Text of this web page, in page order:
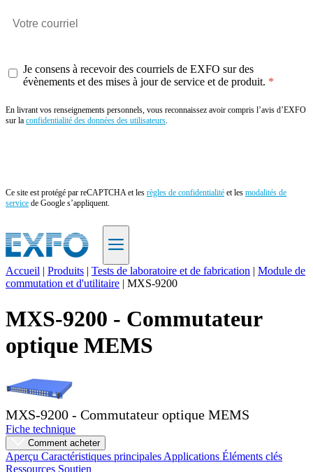
Je consens à recevoir des courriels de EXFO sur des
évènements et des mises à jour de service et de produit.
En livrant vos renseignements personnels, vous reconnaissez avoir compris l’avis d’EXFO
sur la confidentialité des données des utilisateurs.
Ce site est protégé par reCAPTCHA et les règles de confidentialité et les modalités de
service de Google s’appliquent.
FR
Produits
Solutions
Soutien
Services
Acheter
Ressources
Contactez-
nous
S'enregistrer
Se
connecter
Accueil | Produits | Tests de laboratoire et de fabrication | Module de
commutation et d'utilitaire | MXS-9200
MXS-9200 - Commutateur
optique MEMS
MXS-9200 - Commutateur optique MEMS
Fiche technique
Comment acheter
Aperçu Caractéristiques principales Applications Éléments clés
Ressources Soutien